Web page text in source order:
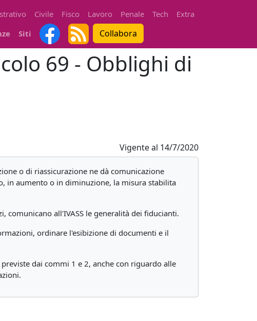
Civile Fisco Lavoro Penale Tech
Extra
Siti Collabora
69 - Obblighi di
Vigente al 14/7/2020
o di riassicurazione ne dà comunicazione
in aumento o in diminuzione, la misura stabilita
comunicano all'IVASS le generalità dei fiducianti.
ordinare l'esibizione di documenti e il
dai commi 1 e 2, anche con riguardo alle